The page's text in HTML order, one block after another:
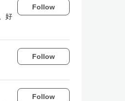
好
Follow
Follow
Follow